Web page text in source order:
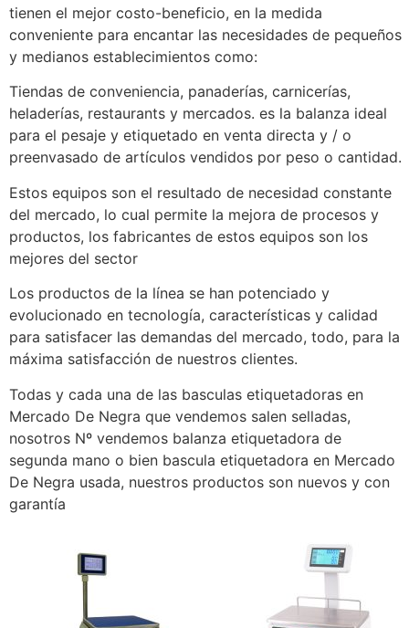
tienen el mejor costo-beneficio, en la medida
conveniente para encantar las necesidades de pequeños
y medianos establecimientos como:
Tiendas de conveniencia, panaderías, carnicerías,
heladerías, restaurants y mercados. es la balanza ideal
para el pesaje y etiquetado en venta directa y / o
preenvasado de artículos vendidos por peso o cantidad.
Estos equipos son el resultado de necesidad constante
del mercado, lo cual permite la mejora de procesos y
productos, los fabricantes de estos equipos son los
mejores del sector
Los productos de la línea se han potenciado y
evolucionado en tecnología, características y calidad
para satisfacer las demandas del mercado, todo, para la
máxima satisfacción de nuestros clientes.
Todas y cada una de las basculas etiquetadoras en
Mercado De Negra que vendemos salen selladas,
nosotros Nº vendemos balanza etiquetadora de
segunda mano o bien bascula etiquetadora en Mercado
De Negra usada, nuestros productos son nuevos y con
garantía